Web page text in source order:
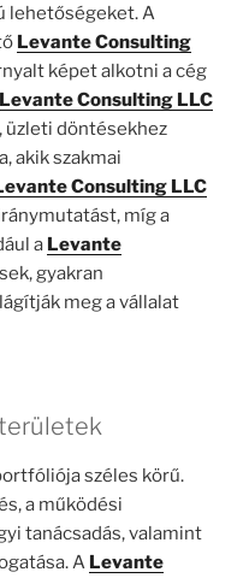
lehetőségeket. A
Levante Consulting
képet alkotni a cég
Levante Consulting LLC
üzleti döntésekhez
akik szakmai
Consulting LLC
míg a
a Levante
gyakran
meg a vállalat
széles körű.
a működési
tanácsadás, valamint
A Levante